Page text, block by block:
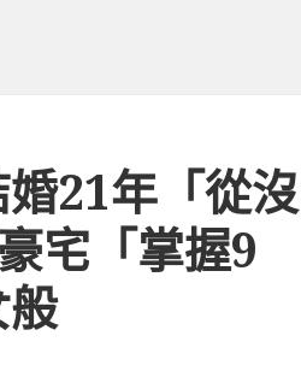
21年「從沒
宅「掌握9